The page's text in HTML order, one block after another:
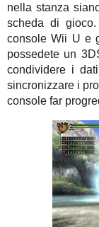
nella stanza
scheda di
console Wii U e
possedete un
condividere i
sincronizzare i
console far